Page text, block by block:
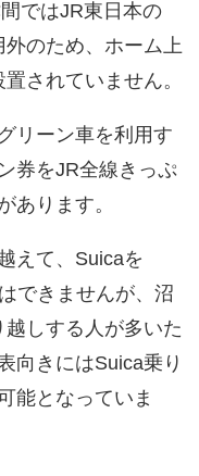
ではJR東日本の
のため、ホーム上
されていません。
リーン車を利用す
券をJR全線きっぷ
あります。
えて、Suicaを
できませんが、沼
しする人が多いた
向きにはSuica乗り
能となっていま